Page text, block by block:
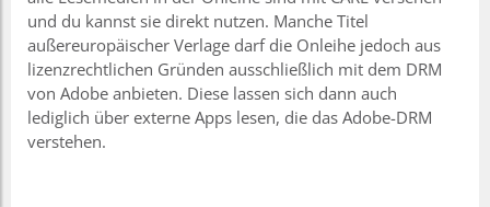
und du kannst sie direkt nutzen. Manche Titel
außereuropäischer Verlage darf die Onleihe jedoch aus
lizenzrechtlichen Gründen ausschließlich mit dem DRM
von Adobe anbieten. Diese lassen sich dann auch
lediglich über externe Apps lesen, die das Adobe-DRM
verstehen.